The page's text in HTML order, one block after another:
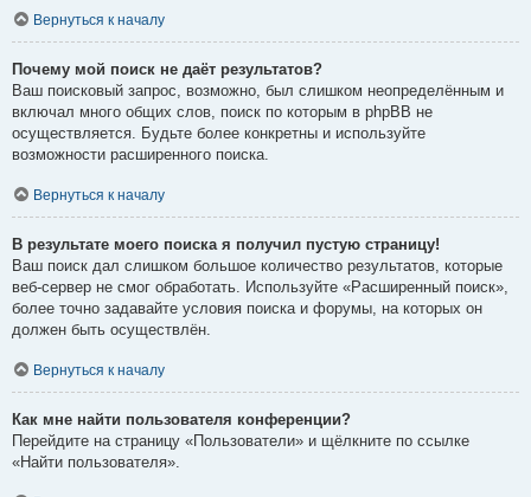
Вернуться к началу
Почему мой поиск не даёт результатов?
Ваш поисковый запрос, возможно, был слишком неопределённым и
включал много общих слов, поиск по которым в phpBB не
осуществляется. Будьте более конкретны и используйте
возможности расширенного поиска.
Вернуться к началу
В результате моего поиска я получил пустую страницу!
Ваш поиск дал слишком большое количество результатов, которые
веб-сервер не смог обработать. Используйте «Расширенный поиск»,
более точно задавайте условия поиска и форумы, на которых он
должен быть осуществлён.
Вернуться к началу
Как мне найти пользователя конференции?
Перейдите на страницу «Пользователи» и щёлкните по ссылке
«Найти пользователя».